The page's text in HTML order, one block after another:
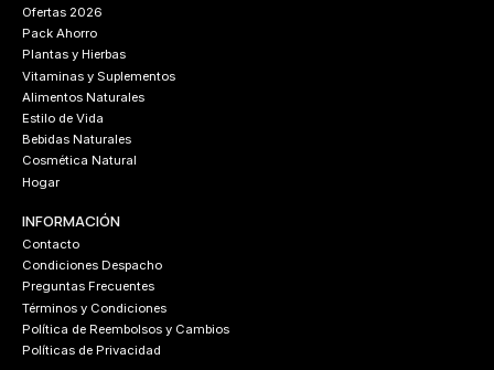
Ofertas 2026
Pack Ahorro
Plantas y Hierbas
Vitaminas y Suplementos
Alimentos Naturales
Estilo de Vida
Bebidas Naturales
Cosmética Natural
Hogar
INFORMACIÓN
Contacto
Condiciones Despacho
Preguntas Frecuentes
Términos y Condiciones
Política de Reembolsos y Cambios
Políticas de Privacidad